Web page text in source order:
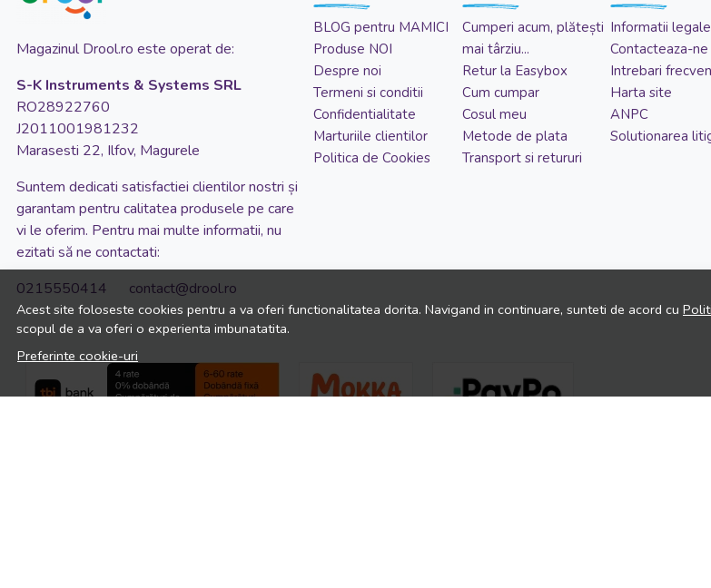
Acest site foloseste cookies pentru a va oferi functionalitatea dorita. Navigand in continuare, sunteti de acord cu
scopul de a va oferi o experienta imbunatatita.
Preferinte cookie-uri
Magazinul Drool.ro este operat de:
S-K Instruments & Systems SRL
RO28922760
J2011001981232
Marasesti 22, Ilfov, Magurele
Suntem dedicati satisfactiei clientilor nostri și
garantam pentru calitatea produsele pe care
vi le oferim. Pentru mai multe informatii, nu
ezitati să ne contactati:
0215550414 contact@drool.ro
BLOG pentru MAMICI
Produse NOI
Despre noi
Termeni si conditii
Confidentialitate
Marturiile clientilor
Politica de Cookies
Cumperi acum, plătești
mai târziu...
Retur la Easybox
Cum cumpar
Cosul meu
Metode de plata
Transport si retururi
Informatii legale
Contacteaza-ne
Intrebari
Harta site
ANPC
Solutionarea